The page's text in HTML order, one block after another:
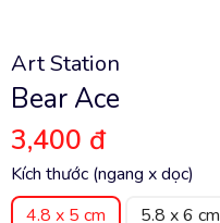
Art Station
Bear Ace
3,400 đ
Kích thước (ngang x dọc)
4.8 x 5 cm
5.8 x 6 cm